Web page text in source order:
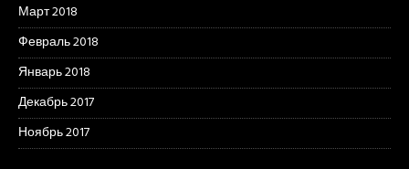
Март 2018
Февраль 2018
Январь 2018
Декабрь 2017
Ноябрь 2017